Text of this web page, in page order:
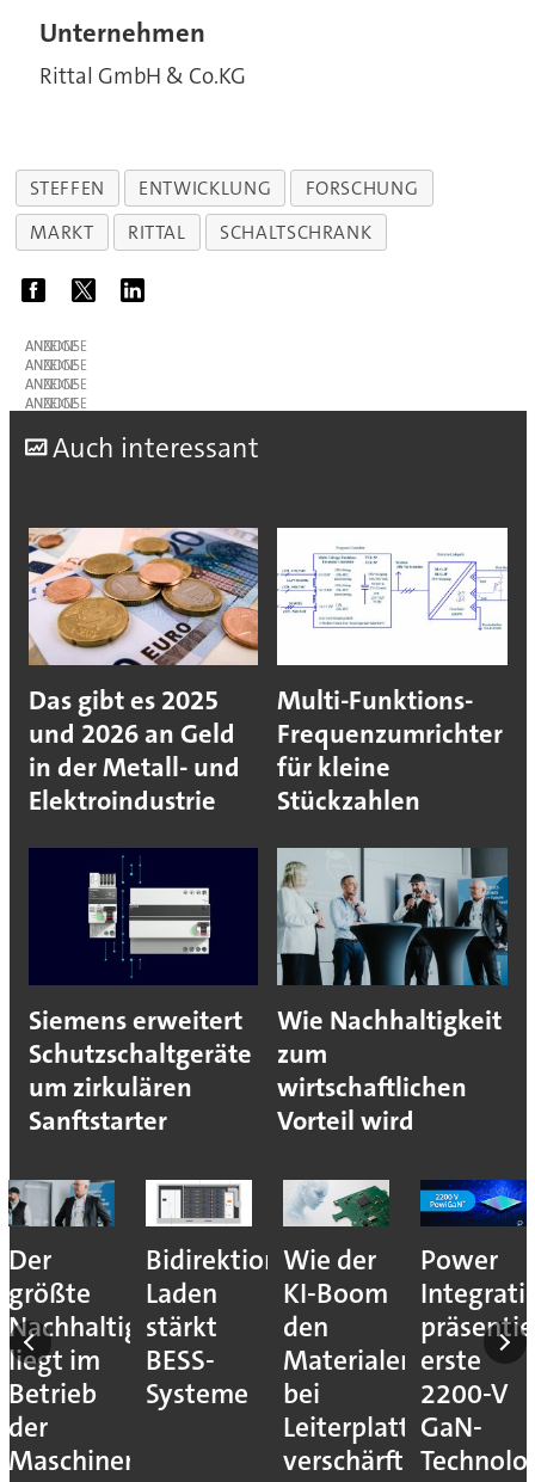
Unternehmen
Rittal GmbH & Co.KG
STEFFEN ENTWICKLUNG
FORSCHUNG
MARKT
RITTAL SCHALTSCHRANK
ANZEIGE
ANZEIGE
ANZEIGE
ANZEIGE
Auch interessant
Das gibt es 2025
und 2026 an Geld
in der Metall- und
Elektroindustrie
Multi-Funktions-
Frequenzumrichter
für kleine
Stückzahlen
Siemens erweitert
Schutzschaltgeräte
um zirkulären
Sanftstarter
Wie Nachhaltigkeit
zum
wirtschaftlichen
Vorteil wird
Der
größte
Nachhaltigkeitshebel
liegt im
Betrieb
der
Maschinen
Bidirektionales
Laden
stärkt
BESS-
Systeme
Wie der
KI-Boom
den
Materialengpass
bei
Leiterplatten
verschärft
Power
erste
2200-V
GaN-